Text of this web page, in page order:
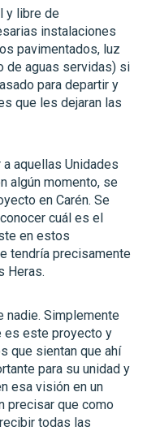
y libre de
instalaciones
pavimentados, luz
de aguas servidas) si
para departir y
que les dejaran las
aquellas Unidades
algún momento, se
en Carén. Se
cuál es el
en estos
tendría precisamente
Heras.
nadie. Simplemente
es este proyecto y
que sientan que ahí
para su unidad y
esa visión en un
precisar que como
todas las